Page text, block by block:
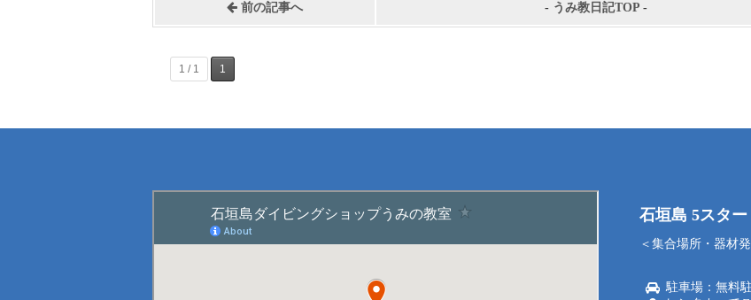
前の記事へ - うみ教日記TOP-
1 / 1 1
石垣島 5スター
＜集合場所・器材
駐車場：無料